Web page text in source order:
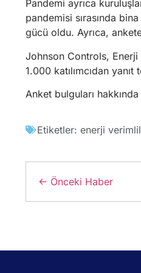
Pandemi ayrıca
pandemisi sırasında
gücü oldu. Ayrıca,
Johnson Controls, Enerji
1.000 katılımcıdan yanıt
Anket bulguları
Etiketler: enerji
← Önceki Haber